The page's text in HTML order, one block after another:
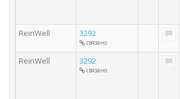
ReinWell
3292
связано
ReinWell
3292
связано